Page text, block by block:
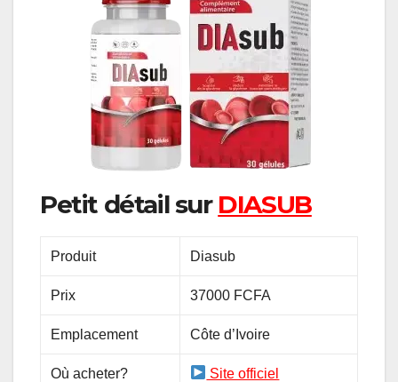
Petit détail sur DIASUB
Produit Diasub
Prix 37000 FCFA
Emplacement Côte d’Ivoire
Où acheter? Site officiel